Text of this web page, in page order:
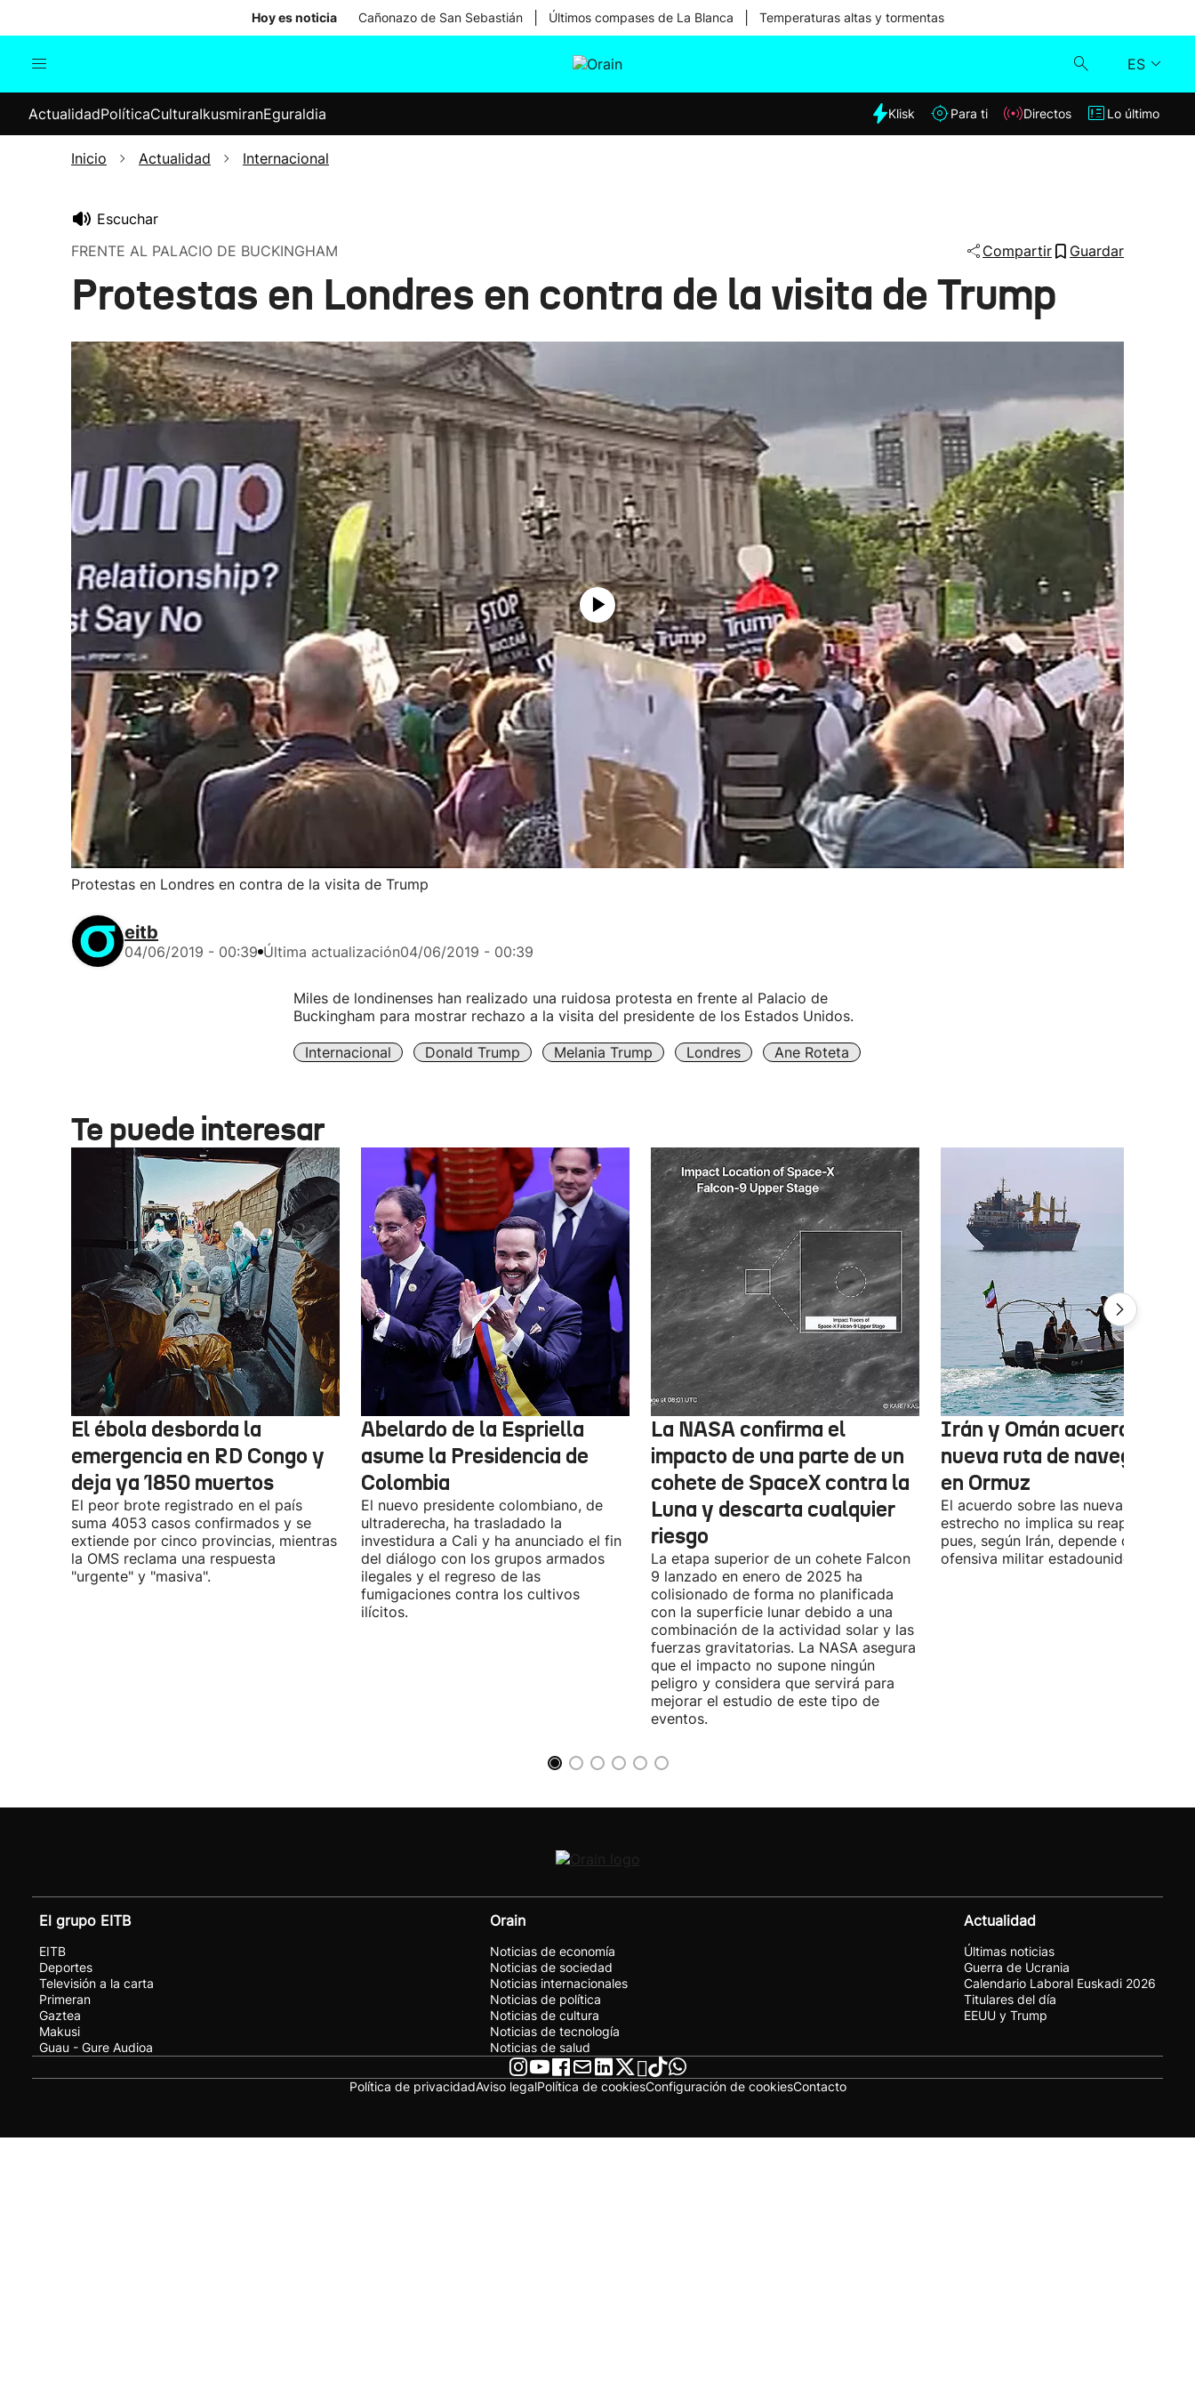
Hoy es noticia Cañonazo de San Sebastián Últimos compases de La Blanca Temperaturas altas y tormentas
ES
Internacional
Elecciones
Klisk
ActualidadPolíticaCulturaIkusmiranEguraldia Klisk Para ti Directos Lo último
Inicio Actualidad Internacional
Escuchar
FRENTE AL PALACIO DE BUCKINGHAM
Compartir Guardar
Protestas en Londres en contra de la visita de Trump
Protestas en Londres en contra de la visita de Trump
eitb
04/06/2019 - 00:39 Última actualización04/06/2019 - 00:39
Miles de londinenses han realizado una ruidosa protesta en frente al Palacio de
Buckingham para mostrar rechazo a la visita del presidente de los Estados Unidos.
Internacional Donald Trump Melania Trump Londres Ane Roteta
Te puede interesar
El ébola desborda la
emergencia en RD Congo y
deja ya 1850 muertos
El peor brote registrado en el país
suma 4053 casos confirmados y se
extiende por cinco provincias, mientras
la OMS reclama una respuesta
"urgente" y "masiva".
Abelardo de la Espriella
asume la Presidencia de
Colombia
El nuevo presidente colombiano, de
ultraderecha, ha trasladado la
investidura a Cali y ha anunciado el fin
del diálogo con los grupos armados
ilegales y el regreso de las
fumigaciones contra los cultivos
ilícitos.
La NASA confirma el
impacto de una parte de un
cohete de SpaceX contra la
Luna y descarta cualquier
riesgo
La etapa superior de un cohete Falcon
9 lanzado en enero de 2025 ha
colisionado de forma no planificada
con la superficie lunar debido a una
combinación de la actividad solar y las
fuerzas gravitatorias. La NASA asegura
que el impacto no supone ningún
peligro y considera que servirá para
mejorar el estudio de este tipo de
eventos.
Irán y Omán acuerdan una
nueva ruta de navegación
en Ormuz
El acuerdo sobre las nueva ruta por
estrecho no implica su reapertura,
pues, según Irán, depende de la
ofensiva militar estadounidense-
El grupo EITB
EITB
Deportes
Televisión a la carta
Primeran
Gaztea
Makusi
Guau - Gure Audioa
Orain
Noticias de economía
Noticias de sociedad
Noticias internacionales
Noticias de política
Noticias de cultura
Noticias de tecnología
Noticias de salud
Actualidad
Últimas noticias
Guerra de Ucrania
Calendario Laboral Euskadi 2026
Titulares del día
EEUU y Trump
Política de privacidadAviso legalPolítica de cookiesConfiguración de cookiesContacto